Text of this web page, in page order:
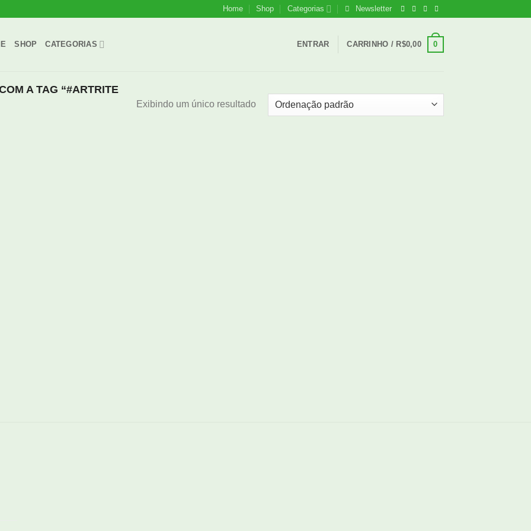
Home Shop Categorias Newsletter
SHOP CATEGORIAS ENTRAR CARRINHO / R$0,00 0
A TAG “#ARTRITE
Exibindo um único resultado